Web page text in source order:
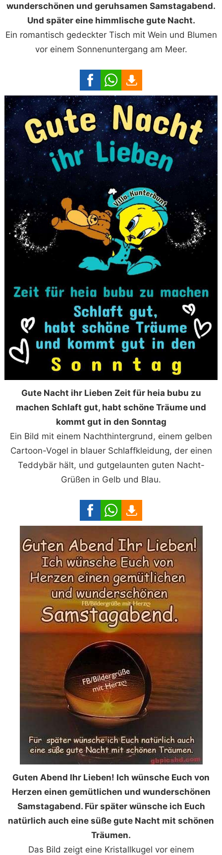
wunderschönen und geruhsamen Samstagabend.
Und später eine himmlische gute Nacht.
Ein romantisch gedeckter Tisch mit Wein und Blumen
vor einem Sonnenuntergang am Meer.
Gute Nacht ihr Lieben Zeit für heia bubu zu
machen Schlaft gut, habt schöne Träume und
kommt gut in den Sonntag
Ein Bild mit einem Nachthintergrund, einem gelben
Cartoon-Vogel in blauer Schlaffkleidung, der einen
Teddybär hält, und gutgelaunten guten Nacht-
Grüßen in Gelb und Blau.
Guten Abend Ihr Lieben! Ich wünsche Euch von
Herzen einen gemütlichen und wunderschönen
Samstagabend. Für später wünsche ich Euch
natürlich auch eine süße gute Nacht mit schönen
Träumen.
Das Bild zeigt eine Kristallkugel vor einem